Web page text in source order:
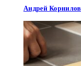
Андрей Корнилов